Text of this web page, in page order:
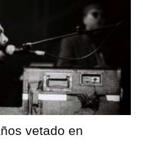
vetado en